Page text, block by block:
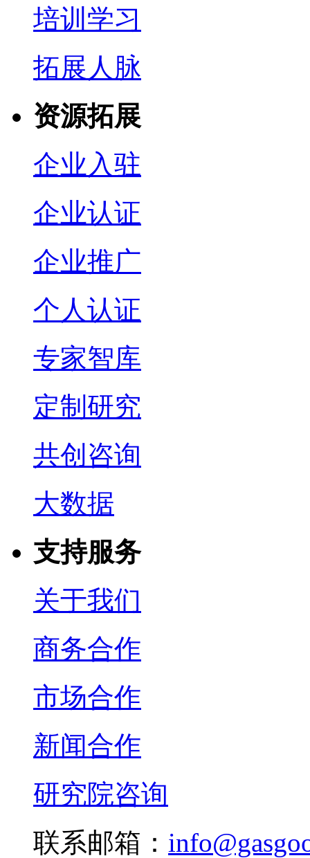
培训学习
拓展人脉
资源拓展
企业入驻
企业认证
企业推广
个人认证
专家智库
定制研究
共创咨询
大数据
支持服务
关于我们
商务合作
市场合作
新闻合作
研究院咨询
联系邮箱：